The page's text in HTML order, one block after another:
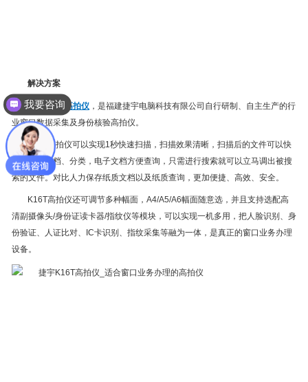
解决方案
捷宇K16T高拍仪，是福建捷宇电脑科技有限公司自行研制、自主生产的行
业窗口数据采集及身份核验高拍仪。
K16T高拍仪可以实现1秒快速扫描，扫描效果清晰，扫描后的文件可以快
速保存、归档、分类，电子文档方便查询，只需进行搜索就可以立马调出被搜
索的文件。对比人力保存纸质文档以及纸质查询，更加便捷、高效、安全。
K16T高拍仪还可调节多种幅面，A4/A5/A6幅面随意选，并且支持选配高
清副摄像头/身份证读卡器/指纹仪等模块，可以实现一机多用，把人脸识别、身
份验证、人证比对、IC卡识别、指纹采集等融为一体，是真正的窗口业务办理
设备。
我要咨询